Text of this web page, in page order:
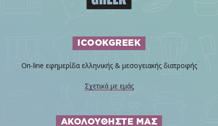
ICOOKGREEK
On-line εφημερίδα ελληνικής & μεσογειακής διατροφής
Σχετικά με εμάς
ΑΚΟΛΟΥΘΗΣΤΕ ΜΑΣ